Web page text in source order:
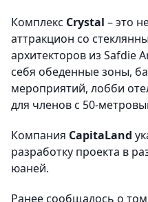
Комплекс Crystal – это
аттракцион со
архитекторов из Safdie
себя обеденные зоны,
мероприятий, лобби
для членов с 50-
Компания CapitaLand
разработку проекта в
юаней.
Ранее сообщалось о